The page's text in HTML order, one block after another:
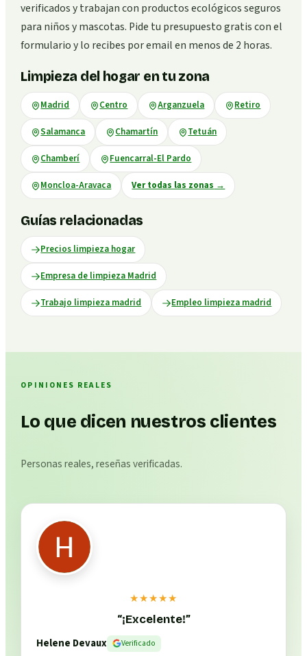
verificados y trabajan con productos ecológicos seguros
para niños y mascotas. Pide tu presupuesto gratis con el
formulario y lo recibes por email en menos de 2 horas.
Limpieza del hogar en tu zona
Madrid Centro Arganzuela Retiro
Salamanca Chamartín Tetuán
Chamberí Fuencarral-El Pardo
Moncloa-Aravaca Ver todas las zonas →
Guías relacionadas
Precios limpieza hogar
Empresa de limpieza Madrid
Trabajo limpieza madrid Empleo limpieza madrid
OPINIONES REALES
Lo que dicen nuestros clientes
Personas reales, reseñas verificadas.
★★★★★
“¡Excelente!”
Helene Devaux
Verificado